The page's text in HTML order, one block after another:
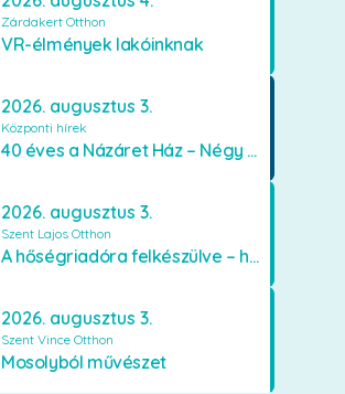
Zárdakert Otthon
VR-élmények lakóinknak
2026. augusztus 3.
Központi hírek
40 éves a Názáret Ház – Négy évtized szeretetben és gondoskodásban
2026. augusztus 3.
Szent Lajos Otthon
A hőségriadóra felkészülve – hűsítő fejlesztések a Szent Lajos Otthonban
2026. augusztus 3.
Szent Vince Otthon
Mosolyból művészet